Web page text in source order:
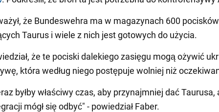
że Bundeswehra ma w magazynach 600 pocisków
Taurus i wiele z nich jest gotowych do użycia.
że te pociski dalekiego zasięgu mogą ożywić
która według niego postępuje wolniej niż
byłby właściwy czas, aby przynajmniej dać Taurusa,
mógł się odbyć" - powiedział Faber.